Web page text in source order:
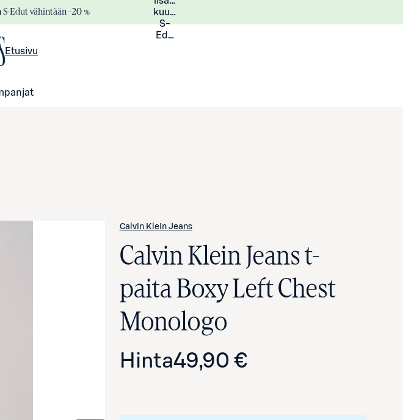
Edut vähintään –20 %
kuukauden
S-
Eduista
Etusivu
Calvin Klein Jeans
Calvin Klein Jeans t-
paita Boxy Left Chest
Monologo
Hinta49,90 €